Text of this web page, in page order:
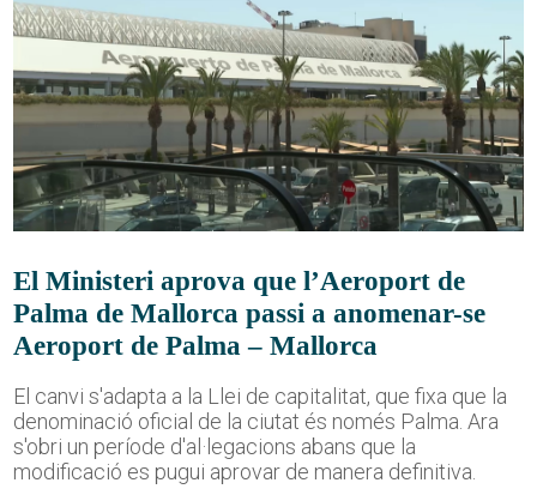
El Ministeri aprova que l’Aeroport de
Palma de Mallorca passi a anomenar-se
Aeroport de Palma – Mallorca
El canvi s'adapta a la Llei de capitalitat, que fixa que la
denominació oficial de la ciutat és només Palma. Ara
s'obri un període d'al·legacions abans que la
modificació es pugui aprovar de manera definitiva.